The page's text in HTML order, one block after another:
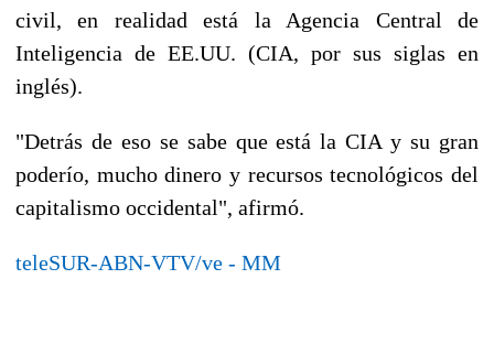
civil, en realidad está la Agencia Central de
Inteligencia de EE.UU. (CIA, por sus siglas en
inglés).
"Detrás de eso se sabe que está la CIA y su gran
poderío, mucho dinero y recursos tecnológicos del
capitalismo occidental", afirmó.
teleSUR-ABN-VTV/ve - MM